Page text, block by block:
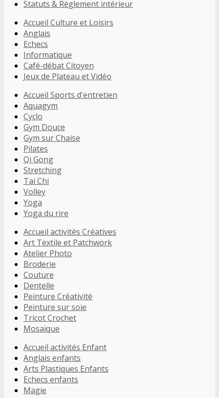
Statuts & Règlement intérieur
Accueil Culture et Loisirs
Anglais
Echecs
Informatique
Café-débat Citoyen
Jeux de Plateau et Vidéo
Accueil Sports d'entretien
Aquagym
Cyclo
Gym Douce
Gym sur Chaise
Pilates
Qi Gong
Stretching
Tai Chi
Volley
Yoga
Yoga du rire
Accueil activités Créatives
Art Textile et Patchwork
Atelier Photo
Broderie
Couture
Dentelle
Peinture Créativité
Peinture sur soie
Tricot Crochet
Mosaïque
Accueil activités Enfant
Anglais enfants
Arts Plastiques Enfants
Echecs enfants
Magie